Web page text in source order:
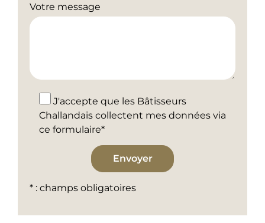
Votre message
J'accepte que les Bâtisseurs
Challandais collectent mes données via
ce formulaire*
* : champs obligatoires